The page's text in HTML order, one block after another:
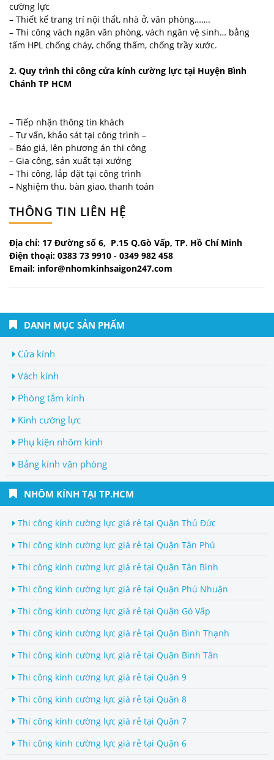
cường lực
– Thiết kế trang trí nội thất, nhà ở, văn phòng…….
– Thi công vách ngăn văn phòng, vách ngăn vệ sinh… bằng
tấm HPL chống cháy, chống thấm, chống trầy xước.
2. Quy trình thi công cửa kính cường lực tại Huyện Bình
Chánh TP HCM
– Tiếp nhận thông tin khách
– Tư vấn, khảo sát tại công trình –
– Báo giá, lên phương án thi công
– Gia công, sản xuất tại xưởng
– Thi công, lắp đặt tại công trình
– Nghiệm thu, bàn giao, thanh toán
THÔNG TIN LIÊN HỆ
Địa chỉ: 17 Đường số 6, P.15 Q.Gò Vấp, TP. Hồ Chí Minh
Điện thoại: 0383 73 9910 - 0349 982 458
Email: infor@nhomkinhsaigon247.com
DANH MỤC SẢN PHẨM
Cửa kính
Vách kính
Phòng tắm kính
Kính cường lực
Phụ kiện nhôm kính
Bảng kính văn phòng
NHÔM KÍNH TẠI TP.HCM
Thi công kính cường lực giá rẻ tại Quận Thủ Đức
Thi công kính cường lực giá rẻ tại Quận Tân Phú
Thi công kính cường lực giá rẻ tại Quận Tân Bình
Thi công kính cường lực giá rẻ tại Quận Phú Nhuận
Thi công kính cường lực giá rẻ tại Quận Gò Vấp
Thi công kính cường lực giá rẻ tại Quận Bình Thạnh
Thi công kính cường lực giá rẻ tại Quận Bình Tân
Thi công kính cường lực giá rẻ tại Quận 9
Thi công kính cường lực giá rẻ tại Quận 8
Thi công kính cường lực giá rẻ tại Quận 7
Thi công kính cường lực giá rẻ tại Quận 6